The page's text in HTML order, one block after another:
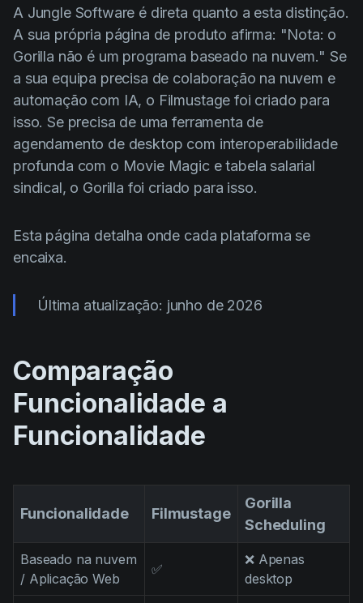
Technologies
Templates
VFX
Vertical Drama
A Jungle Software é direta quanto a esta distinção.
A sua própria página de produto afirma: "Nota: o
Gorilla não é um programa baseado na nuvem." Se
a sua equipa precisa de colaboração na nuvem e
automação com IA, o Filmustage foi criado para
isso. Se precisa de uma ferramenta de
agendamento de desktop com interoperabilidade
profunda com o Movie Magic e tabela salarial
sindical, o Gorilla foi criado para isso.
Esta página detalha onde cada plataforma se
encaixa.
Última atualização: junho de 2026
Comparação
Funcionalidade a
Funcionalidade
Funcionalidade Filmustage
Gorilla
Scheduling
Baseado na nuvem
/ Aplicação Web
✅
❌ Apenas
desktop